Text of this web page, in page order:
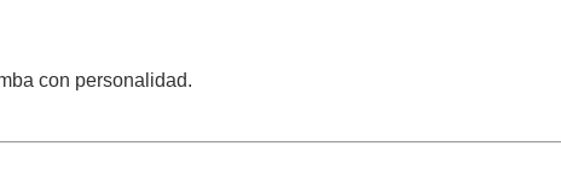
con personalidad.